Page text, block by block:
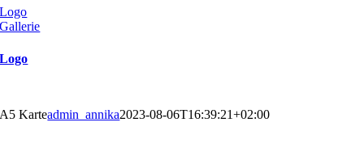
Logo
Gallerie
Logo
A5 Karteadmin_annika2023-08-06T16:39:21+02:00